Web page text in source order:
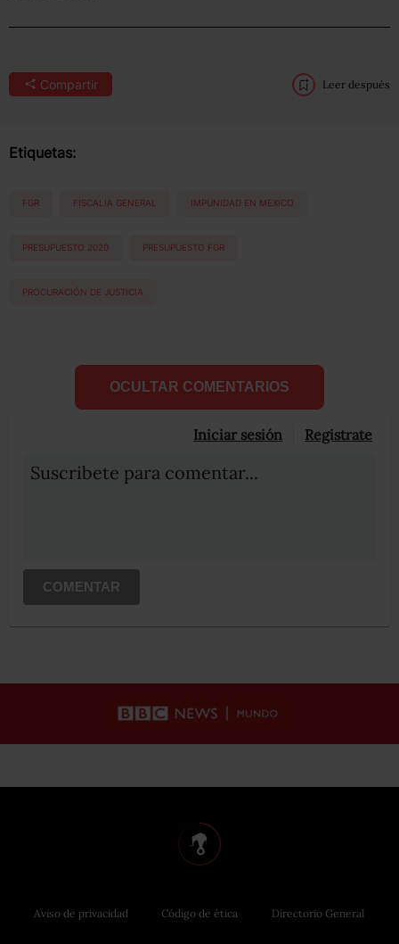
Compartir Leer después
Etiquetas:
FGR FISCALIA GENERAL IMPUNIDAD EN MEXICO
PRESUPUESTO 2020 PRESUPUESTO FGR
PROCURACIÓN DE JUSTICIA
OCULTAR COMENTARIOS
Iniciar sesión Registrate
Suscribete para comentar...
COMENTAR
Aviso de privacidad Código de ética Directorio General